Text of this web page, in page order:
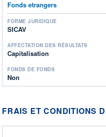
Fonds etrangers
FORME JURIDIQUE
SICAV
AFFECTATION DES RÉSULTATS
Capitalisation
FONDS DE FONDS
Non
FRAIS ET CONDITIONS